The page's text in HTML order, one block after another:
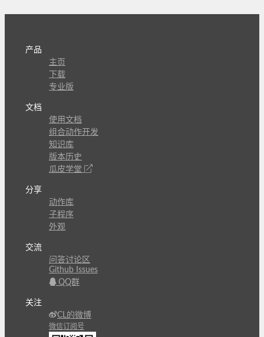
产品
主页
下载
专业版
文档
使用文档
组合动作开发
知识库
版本历史
瓜皮学堂
分享
动作库
子程序
外观
交流
问答讨论区
Github Issues
QQ群
关注
CL的微博
微信订阅号